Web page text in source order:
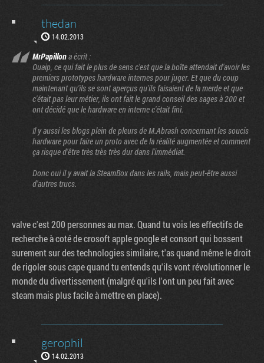
thedan
14.02.2013
MrPapillona écrit :
Ouaip, ce qui fait le plus de sens c'est que la boîte attendait d'avoir les
premiers prototypes hardware internes pour juger. Et que du coup
maintenant qu'ils se sont aperçus qu'ils faisaient de la merde et que
c'était pas leur métier, ils ont fait le grand conseil des sages à 200 et
ont décidé que le hardware en interne c'était fini.
Il y aussi les blogs plein de pleurs de M.Abrash concernant les soucis
hardware pour faire un proto avec de la réalité augmentée et comment
ça risque d'être très très très dur dans l'immédiat.
Donc oui il y avait la SteamBox dans les rails, mais peut-être aussi
d'autres trucs.
valve c'est 200 personnes au max. Quand tu vois les effectifs de
recherche à coté de crosoft apple google et consort qui bossent
surement sur des technologies similaire, t'as quand même le droit
de rigoler sous cape quand tu entends qu'ils vont révolutionner le
monde du divertissement (malgré qu'ils l'ont un peu fait avec
steam mais plus facile à mettre en place).
gerophil
14.02.2013